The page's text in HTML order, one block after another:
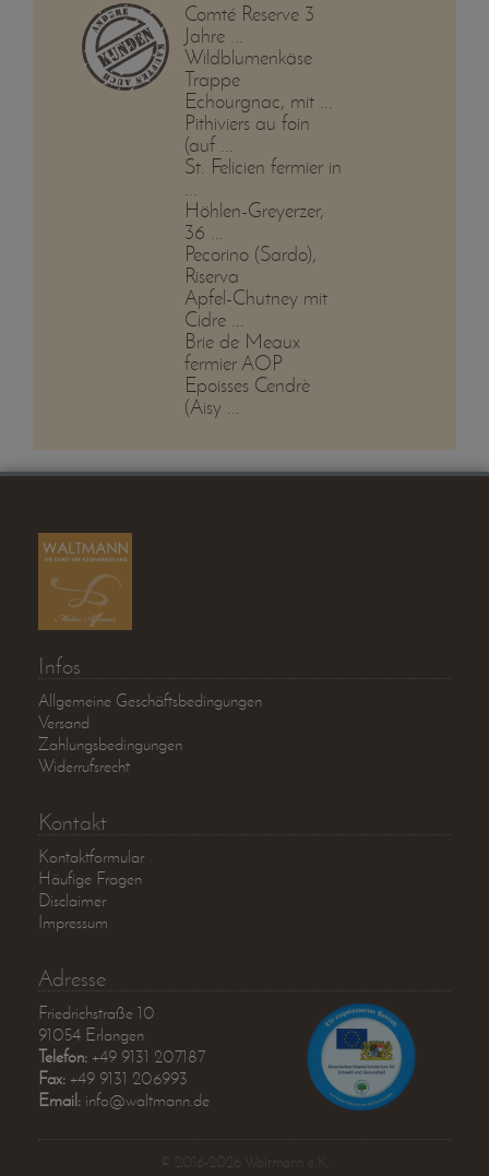
Comté Reserve 3
Jahre ...
Wildblumenkäse
Trappe
Echourgnac, mit ...
Pithiviers au foin
(auf ...
St. Felicien fermier in
...
Höhlen-Greyerzer,
36 ...
Pecorino (Sardo),
Riserva
Apfel-Chutney mit
Cidre ...
Brie de Meaux
fermier AOP
Epoisses Cendrè
(Aisy ...
Infos
Allgemeine Geschäftsbedingungen
Versand
Zahlungsbedingungen
Widerrufsrecht
Kontakt
Kontaktformular
Häufige Fragen
Disclaimer
Impressum
Adresse
Friedrichstraße 10
91054 Erlangen
Telefon: +49 9131 207187
Fax: +49 9131 206993
Email: info@waltmann.de
© 2016-2026 Waltmann e.K.